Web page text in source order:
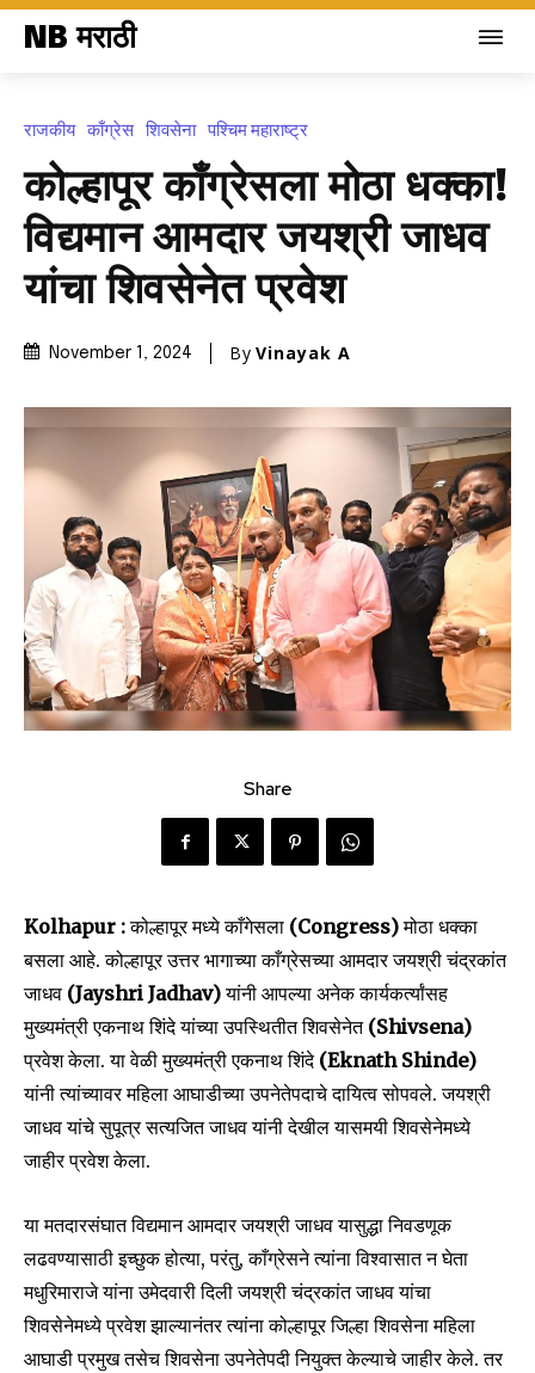
NB मराठी
राजकीय काँग्रेस शिवसेना पश्चिम महाराष्ट्र
कोल्हापूर काँग्रेसला मोठा धक्का!
विद्यमान आमदार जयश्री जाधव
यांचा शिवसेनेत प्रवेश
November 1, 2024 By Vinayak A
Share
Kolhapur :कोल्हापूर मध्ये काँगेसला (Congress)मोठा धक्का
बसला आहे. कोल्हापूर उत्तर भागाच्या काँग्रेसच्या आमदार जयश्री चंद्रकांत
जाधव (Jayshri Jadhav)यांनी आपल्या अनेक कार्यकर्त्यांसह
मुख्यमंत्री एकनाथ शिंदे यांच्या उपस्थितीत शिवसेनेत (Shivsena)
प्रवेश केला. या वेळी मुख्यमंत्री एकनाथ शिंदे (Eknath Shinde)
यांनी त्यांच्यावर महिला आघाडीच्या उपनेतेपदाचे दायित्व सोपवले. जयश्री
जाधव यांचे सुपूत्र सत्यजित जाधव यांनी देखील यासमयी शिवसेनेमध्ये
जाहीर प्रवेश केला.
या मतदारसंघात विद्यमान आमदार जयश्री जाधव यासुद्धा निवडणूक
लढवण्यासाठी इच्छुक होत्या, परंतु, काँग्रेसने त्यांना विश्वासात न घेता
मधुरिमाराजे यांना उमेदवारी दिली जयश्री चंद्रकांत जाधव यांचा
शिवसेनेमध्ये प्रवेश झाल्यानंतर त्यांना कोल्हापूर जिल्हा शिवसेना महिला
आघाडी प्रमुख तसेच शिवसेना उपनेतेपदी नियुक्त केल्याचे जाहीर केले. तर